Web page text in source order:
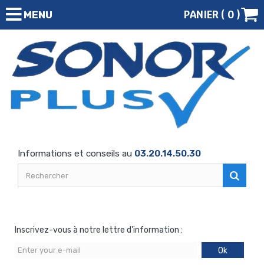
MENU PANIER ( 0 )
Informations et conseils au 03.20.14.50.30
Inscrivez-vous à notre lettre d'information :
Ok